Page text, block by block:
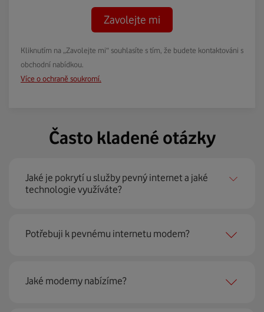
Zavolejte mi
Kliknutím na „Zavolejte mi“ souhlasíte s tím, že budete kontaktováni s
obchodní nabídkou.
Více o ochraně soukromí.
Často kladené otázky
Jaké je pokrytí u služby pevný internet a jaké
technologie využíváte?
Pevný internet můžeme nabídnout
domácností
Potřebuji k pevnému internetu modem?
Ano, potřebujete. Rádi vám ho poskytneme na splátky. U
modemu od Vodafonu navíc garantujeme plnou
Jaké modemy nabízíme?